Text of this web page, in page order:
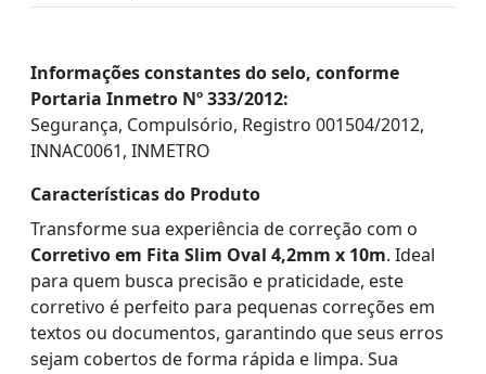
Informações constantes do selo, conforme
Portaria Inmetro Nº 333/2012:
Segurança, Compulsório, Registro 001504/2012,
INNAC0061, INMETRO
Características do Produto
Transforme sua experiência de correção com o
Corretivo em Fita Slim Oval 4,2mm x 10m. Ideal
para quem busca precisão e praticidade, este
corretivo é perfeito para pequenas correções em
textos ou documentos, garantindo que seus erros
sejam cobertos de forma rápida e limpa. Sua